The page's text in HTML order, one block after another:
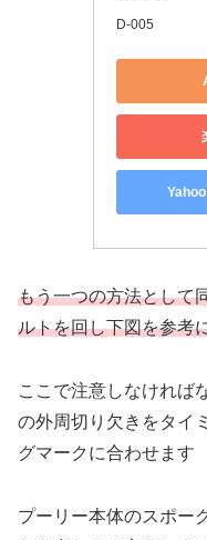
D-005
もう一つの方法として
ルトを回し下図を参考
ここで注意しなければ
の外周切り欠きをタイ
グマークに合わせます
プーリー本体のスポー